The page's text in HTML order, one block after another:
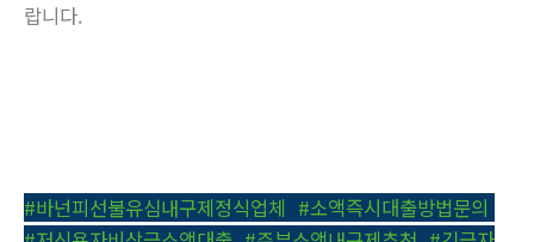
랍니다.
#바넌피선불유심내구제정식업체 #소액즉시대출방법문의